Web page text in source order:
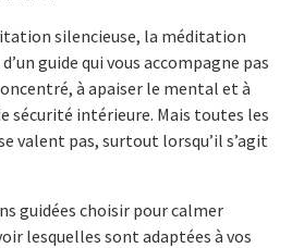
silencieuse, la méditation
guide qui vous accompagne pas
à apaiser le mental et à
sécurité intérieure. Mais toutes les
valent pas, surtout lorsqu’il s’agit
guidées choisir pour calmer
lesquelles sont adaptées à vos